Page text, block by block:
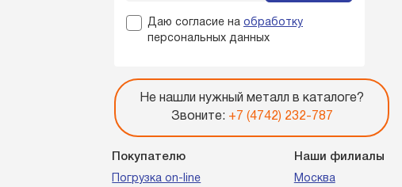
Покупателю
Погрузка on-line
Наши филиалы
Москва
Даю согласие на обработку
персональных данных
Не нашли нужный металл в каталоге?
Звоните: +7 (4742) 232-787